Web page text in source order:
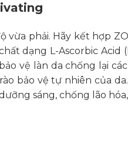
phải. Hãy kết hợp
dạng L-Ascorbic
vệ làn da chống lại
bảo vệ tự nhiên của
sáng, chống lão